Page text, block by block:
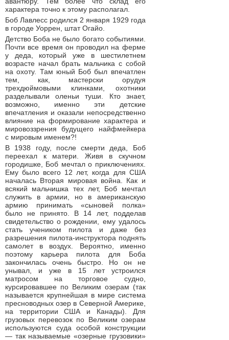
характера точно к этому располагал.
Боб Лавлесс родился 2 января 1929 года
в городе Уоррен, штат Огайо.
Детство Боба не было богато событиями.
Почти все время он проводил на ферме
у деда, который уже в шестилетнем
возрасте начал брать мальчика с собой
на охоту. Там юный Боб был впечатлен
тем, как, мастерски орудуя
трехдюймовыми клинками, охотники
разделывали оленьи туши. Кто знает,
возможно, именно эти детские
впечатления и оказали непосредственно
влияние на формирование характера и
мировоззрения будущего найфмейкера
с мировым именем?!
В 1938 году, после смерти деда, Боб
переехал к матери. Живя в скучном
городишке, Боб мечтал о приключениях.
Ему было всего 12 лет, когда для США
началась Вторая мировая война. Как и
всякий мальчишка тех лет, Боб мечтал
служить в армии, но в американскую
армию принимать «сыновей полка»
было не принято. В 14 лет, подделав
свидетельство о рождении, ему удалось
стать учеником пилота и даже без
разрешения пилота-инструктора поднять
самолет в воздух. Вероятно, именно
поэтому карьера пилота для Боба
закончилась очень быстро. Но он не
унывал, и уже в 15 лет устроился
матросом на торговое судно,
курсировавшее по Великим озерам (так
называется крупнейшая в мире система
пресноводных озер в Северной Америке,
на территории США и Канады). Для
грузовых перевозок по Великим озерам
используются суда особой конструкции
— так называемые «озерные грузовики»